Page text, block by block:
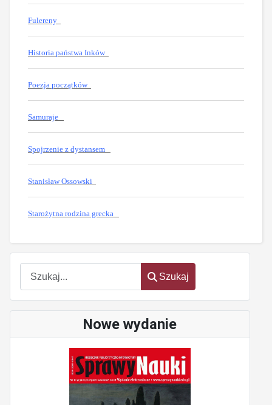
Szukaj
Szukaj
Nowe wydanie
Fulereny
Historia państwa Inków
Poezja początków
Samuraje
Spojrzenie z dystansem
Stanisław Ossowski
Starożytna rodzina grecka
software